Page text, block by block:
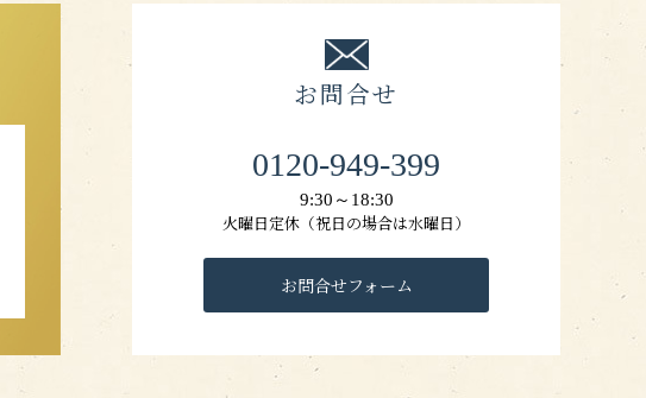
お問合せ
0120-949-399
9:30～18:30
火曜日定休（祝日の場合は水曜日）
お問合せフォーム